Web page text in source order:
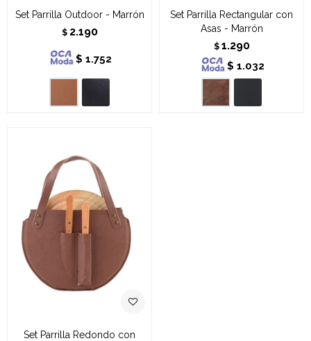
Set Parrilla Outdoor - Marrón
$ 2.190
$ 1.752
Set Parrilla Rectangular con
Asas - Marrón
$ 1.290
$ 1.032
Set Parrilla Redondo con